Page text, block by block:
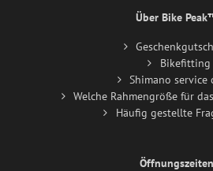
Über Bike
Bikefitting
Shimano service
Welche Rahmengröße für
Häufig gestellte
Öffnungszeiten